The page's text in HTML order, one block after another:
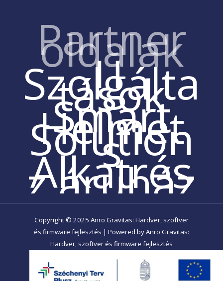
Partner
oldalak
IT
Szolgálta
tások
Smart
Helmet
Solution
s
Alkatrés
z áruház
Copyright © 2025 Anro Gravitas: Hardver, szoftver
és firmware fejlesztés | Powered by Anro Gravitas:
Hardver, szoftver és firmware fejlesztés